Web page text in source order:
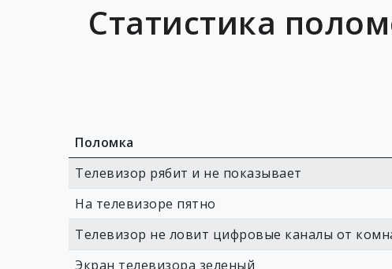
Статистика
Поломка
Телевизор рябит и не показывает
На телевизоре пятно
Телевизор не ловит цифровые каналы от
Экран телевизора зеленый